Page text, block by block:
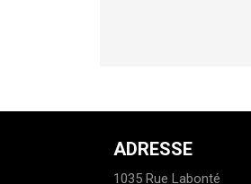
ADRESSE
1035 Rue Labonté